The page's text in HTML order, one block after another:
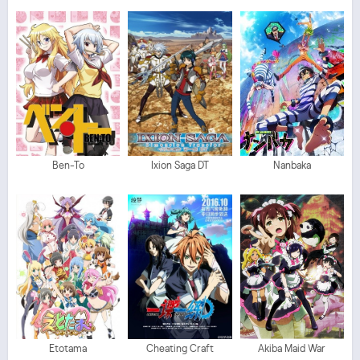
Ben-To Ixion Saga DT Nanbaka
Etotama Cheating Craft Akiba Maid War